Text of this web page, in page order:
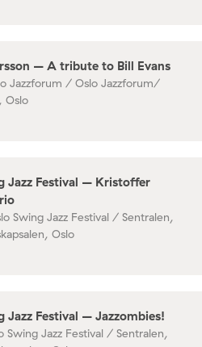
– A tribute to Bill Evans
Jazzforum / Oslo Jazzforum/
Oslo
Jazz Festival – Kristoffer
Swing Jazz Festival / Sentralen,
Oslo
Jazz Festival – Jazzombies!
Swing Jazz Festival / Sentralen,